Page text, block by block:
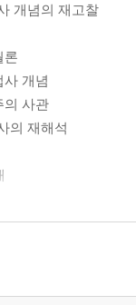
개념의 재고찰
론
개념
의 사관
의 재해석